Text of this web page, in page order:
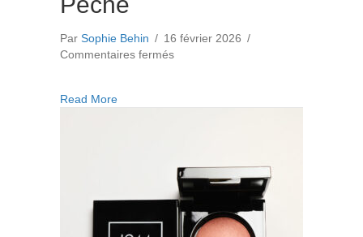
Par Sophie Behin / 16 février 2026 /
Commentaires ferméssur
Read Moreabout La touche lumière Pêche